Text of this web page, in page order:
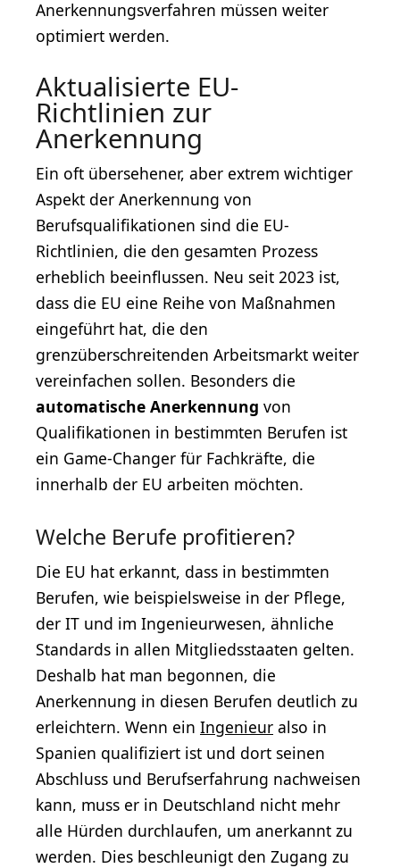
Anerkennungsverfahren müssen weiter
optimiert werden.
Aktualisierte EU-
Richtlinien zur
Anerkennung
Ein oft übersehener, aber extrem wichtiger
Aspekt der Anerkennung von
Berufsqualifikationen sind die EU-
Richtlinien, die den gesamten Prozess
erheblich beeinflussen. Neu seit 2023 ist,
dass die EU eine Reihe von Maßnahmen
eingeführt hat, die den
grenzüberschreitenden Arbeitsmarkt weiter
vereinfachen sollen. Besonders die
automatische Anerkennung von
Qualifikationen in bestimmten Berufen ist
ein Game-Changer für Fachkräfte, die
innerhalb der EU arbeiten möchten.
Welche Berufe profitieren?
Die EU hat erkannt, dass in bestimmten
Berufen, wie beispielsweise in der Pflege,
der IT und im Ingenieurwesen, ähnliche
Standards in allen Mitgliedsstaaten gelten.
Deshalb hat man begonnen, die
Anerkennung in diesen Berufen deutlich zu
erleichtern. Wenn ein Ingenieur also in
Spanien qualifiziert ist und dort seinen
Abschluss und Berufserfahrung nachweisen
kann, muss er in Deutschland nicht mehr
alle Hürden durchlaufen, um anerkannt zu
werden. Dies beschleunigt den Zugang zu